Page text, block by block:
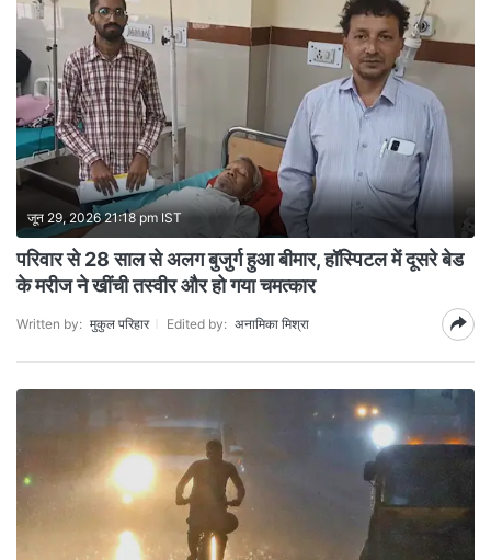
जून 29, 2026 21:18 pm IST
परिवार से 28 साल से अलग बुजुर्ग हुआ बीमार, हॉस्पिटल में दूसरे बेड
के मरीज ने खींची तस्वीर और हो गया चमत्कार
Written by: मुकुल परिहार Edited by: अनामिका मिश्रा